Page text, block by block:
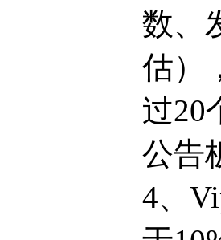
数、
估）
过20
公告
4、